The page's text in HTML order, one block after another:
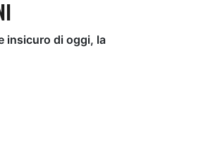
insicuro di oggi, la